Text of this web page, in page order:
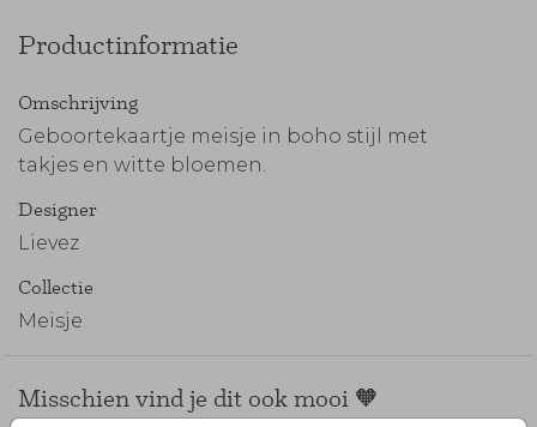
Productinformatie
Omschrijving
Geboortekaartje meisje in boho stijl met
takjes en witte bloemen.
Designer
Lievez
Collectie
Meisje
Misschien vind je dit ook mooi 🧡